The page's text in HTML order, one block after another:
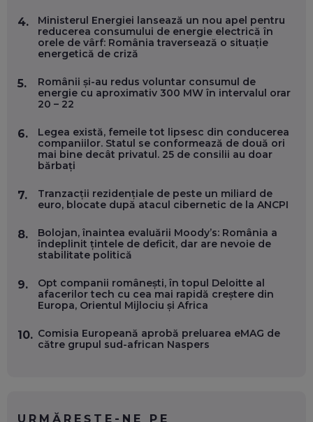
EFICIENT VIAȚA ONLINE. ȘI CARE SUNT PRIMII PAȘI ÎNTR-O
CARIERĂ DE „HACKER CU PERMIS”
EP. 56
DOINA VÎLCEANU, CONTENTSPEED: VREI SUCCES ONLINE?
ÎNVAȚĂ AEO ȘI GEO!
EP. 55
OLIVIU MATEI, HOLISUN: SOFTWARE DE LA CLUJ PENTRU
WASHINGTON, OCHELARI INTELIGENȚI ȘI FERME
VERTICALE FĂRĂ PĂMÂNT
PROCESE, DAR CE FACEM CÂND PICĂ BAZA DE DATE, LA
INSTITUȚIILE STATULUI?
EP. 53
VOICU OPREAN (AROBS): CUM CONSTRUIEȘTI O COMPANIE
GLOBALĂ, FĂRĂ SĂ PIERZI LEGĂTURA CU COMUNITATEA
TA LOCALĂ - ȘI CE SĂ DAI ÎNAPOI
ROBERT GRAUR, FOMO: SPEAKERUL PE SCENĂ, INVITATUL
4.
Ministerul Energiei lansează un nou apel pentru
reducerea consumului de energie electrică în
orele de vârf: România traversează o situație
energetică de criză
5.
Românii și-au redus voluntar consumul de
energie cu aproximativ 300 MW în intervalul orar
20 – 22
6.
Legea există, femeile tot lipsesc din conducerea
companiilor. Statul se conformează de două ori
mai bine decât privatul. 25 de consilii au doar
bărbați
7.
Tranzacții rezidențiale de peste un miliard de
euro, blocate după atacul cibernetic de la ANCPI
8.
Bolojan, înaintea evaluării Moody’s: România a
îndeplinit țintele de deficit, dar are nevoie de
stabilitate politică
9.
Opt companii românești, în topul Deloitte al
afacerilor tech cu cea mai rapidă creștere din
Europa, Orientul Mijlociu și Africa
10. Comisia Europeană aprobă preluarea eMAG de
către grupul sud-african Naspers
URMĂREȘTE-NE PE